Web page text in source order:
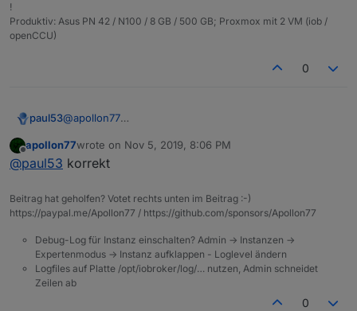
!
Produktiv: Asus PN 42 / N100 / 8 GB / 500 GB; Proxmox mit 2 VM (iob /
openCCU)
0
paul53@apollon77
Offline
apollon77wrote on Nov 5, 2019, 8:06 PM
last edited by
@paul53 korrekt
Beitrag hat geholfen? Votet rechts unten im Beitrag :-)
https://paypal.me/Apollon77 / https://github.com/sponsors/Apollon77
Debug-Log für Instanz einschalten? Admin -> Instanzen ->
Expertenmodus -> Instanz aufklappen - Loglevel ändern
Logfiles auf Platte /opt/iobroker/log/… nutzen, Admin schneidet
Zeilen ab
0